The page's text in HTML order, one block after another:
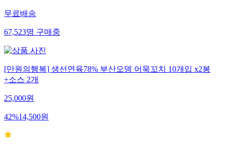
무료배송
67,523명 구매중
[만원의행복] 생선연육78% 부산오뎅 어묵꼬치 10개입 x2봉
+소스 2개
25,000원
42%14,500원